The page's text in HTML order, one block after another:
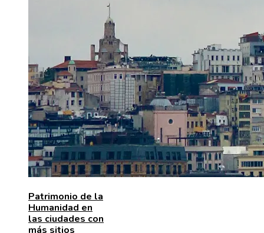
Patrimonio de la
Humanidad en
las ciudades con
más sitios